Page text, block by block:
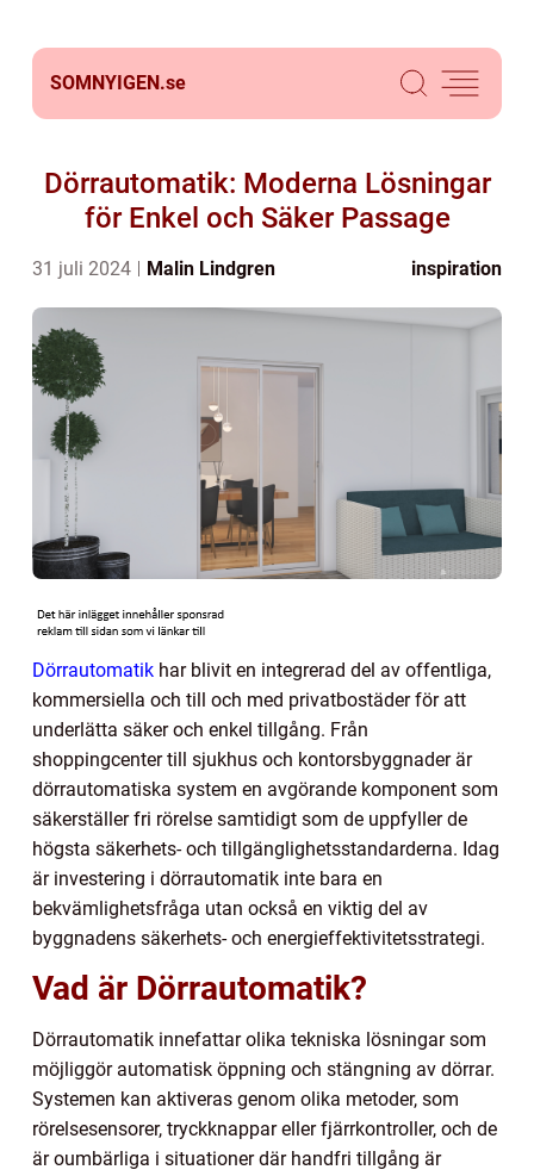
SOMNYIGEN.se
Dörrautomatik: Moderna Lösningar
för Enkel och Säker Passage
31 juli 2024 Malin Lindgren inspiration
Dörrautomatik har blivit en integrerad del av offentliga,
kommersiella och till och med privatbostäder för att
underlätta säker och enkel tillgång. Från
shoppingcenter till sjukhus och kontorsbyggnader är
dörrautomatiska system en avgörande komponent som
säkerställer fri rörelse samtidigt som de uppfyller de
högsta säkerhets- och tillgänglighetsstandarderna. Idag
är investering i dörrautomatik inte bara en
bekvämlighetsfråga utan också en viktig del av
byggnadens säkerhets- och energieffektivitetsstrategi.
Vad är Dörrautomatik?
Dörrautomatik innefattar olika tekniska lösningar som
möjliggör automatisk öppning och stängning av dörrar.
Systemen kan aktiveras genom olika metoder, som
rörelsesensorer, tryckknappar eller fjärrkontroller, och de
är oumbärliga i situationer där handfri tillgång är